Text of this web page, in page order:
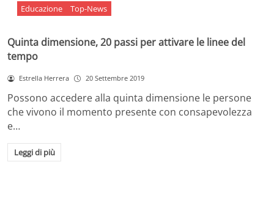
Educazione Top-News
Quinta dimensione, 20 passi per attivare le linee del
tempo
Estrella Herrera 20 Settembre 2019
Possono accedere alla quinta dimensione le persone
che vivono il momento presente con consapevolezza
e…
Leggi di più